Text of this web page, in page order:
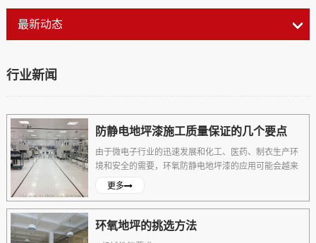
最新动态
行业新闻
防静电地坪漆施工质量保证的几个要点
由于微电子行业的迅速发展和化工、医药、制衣生产环
境和安全的需要，环氧防静电地坪漆的应用可能会越来
越多，有必要对这类涂料的施工应用技术进行经验总
所述工程实例，可以总结出如下要点：
更多
环氧地坪的挑选方法